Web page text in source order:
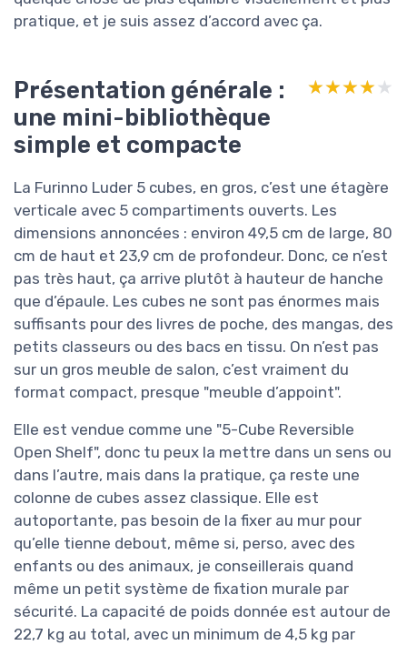
pratique, et je suis assez d’accord avec ça.
Présentation générale :
une mini-bibliothèque
simple et compacte
★★★★★
★★★★★
La Furinno Luder 5 cubes, en gros, c’est une étagère
verticale avec 5 compartiments ouverts. Les
dimensions annoncées : environ 49,5 cm de large, 80
cm de haut et 23,9 cm de profondeur. Donc, ce n’est
pas très haut, ça arrive plutôt à hauteur de hanche
que d’épaule. Les cubes ne sont pas énormes mais
suffisants pour des livres de poche, des mangas, des
petits classeurs ou des bacs en tissu. On n’est pas
sur un gros meuble de salon, c’est vraiment du
format compact, presque "meuble d’appoint".
Elle est vendue comme une "5-Cube Reversible
Open Shelf", donc tu peux la mettre dans un sens ou
dans l’autre, mais dans la pratique, ça reste une
colonne de cubes assez classique. Elle est
autoportante, pas besoin de la fixer au mur pour
qu’elle tienne debout, même si, perso, avec des
enfants ou des animaux, je conseillerais quand
même un petit système de fixation murale par
sécurité. La capacité de poids donnée est autour de
22,7 kg au total, avec un minimum de 4,5 kg par